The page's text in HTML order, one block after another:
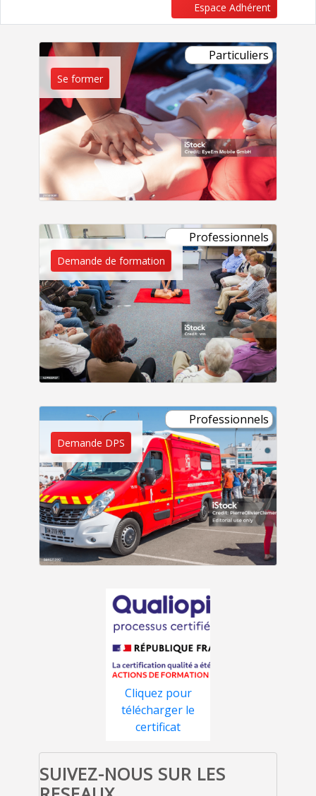
Espace Adhérent
Particuliers
Se former
Professionnels
Demande de formation
Professionnels
Demande DPS
Cliquez pour
télécharger le
certificat
SUIVEZ-NOUS SUR LES